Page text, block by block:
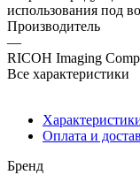
использования под
Производитель
—
RICOH Imaging
Все характеристики
Оплата и
Бренд